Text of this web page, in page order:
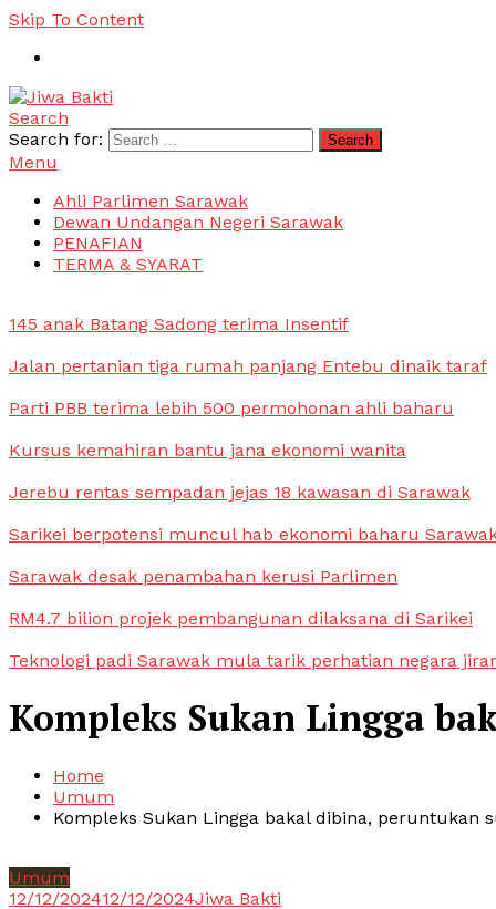
Skip To Content
Jiwa Bakti
Suara PBB Sarawak
Search
Search for:
Menu
Ahli Parlimen Sarawak
Dewan Undangan Negeri Sarawak
PENAFIAN
TERMA & SYARAT
145 anak Batang Sadong terima Insentif
Jalan pertanian tiga rumah panjang Entebu dinaik taraf
Parti PBB terima lebih 500 permohonan ahli baharu
Kursus kemahiran bantu jana ekonomi wanita
Jerebu rentas sempadan jejas 18 kawasan di Sarawak
Sarikei berpotensi muncul hab ekonomi baharu
Sarawak desak penambahan kerusi Parlimen
RM4.7 bilion projek pembangunan dilaksana di Sarikei
Teknologi padi Sarawak mula tarik perhatian negara
Kompleks Sukan Lingga
Home
Umum
Kompleks Sukan Lingga bakal dibina, peruntukan
Umum
12/12/202412/12/2024Jiwa Bakti